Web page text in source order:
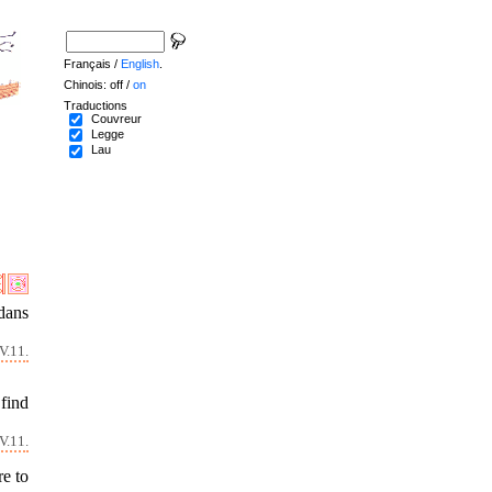
to
Français / English
Chinois: off / on
Traductions
Couvreur
Legge
Lau